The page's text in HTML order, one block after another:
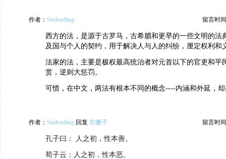
作者： Siubuding 留言时
西方的法，是源于古罗马，古希腊和更早的一些文明的法
及国与个人的契约，用于解决人与人的纠纷，厘定权利和
法家的法，主要是极权最高统治者对元首以下的官吏和平
赏，逆则大惩罚。
可惜，在中文，两法有根本不同的概念----内涵和外延，
作者： Siubuding 回复 右撇子 留言时
孔子曰： 人之初，性本善。
荀子云：人之初，性本恶。